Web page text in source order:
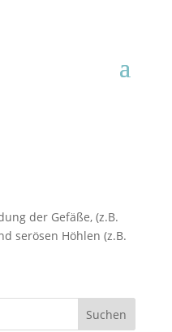
der Gefäße, (z.B.
serösen Höhlen (z.B.
Suchen